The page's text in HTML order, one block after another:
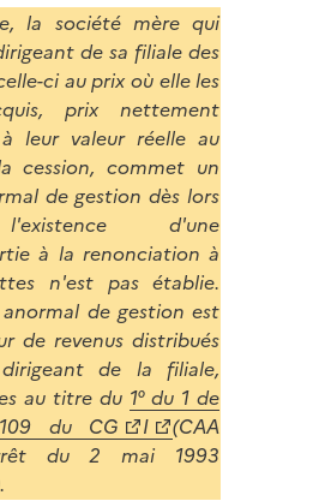
la société mère qui
de sa filiale des
ci au prix où elle les
prix nettement
leur valeur réelle au
cession, commet un
de gestion dès lors
d'une
à la renonciation à
n'est pas établie.
de gestion est
de revenus distribués
de la filiale,
au titre du 1° du 1 de
du CG
I
(CAA
du 2 mai 1993